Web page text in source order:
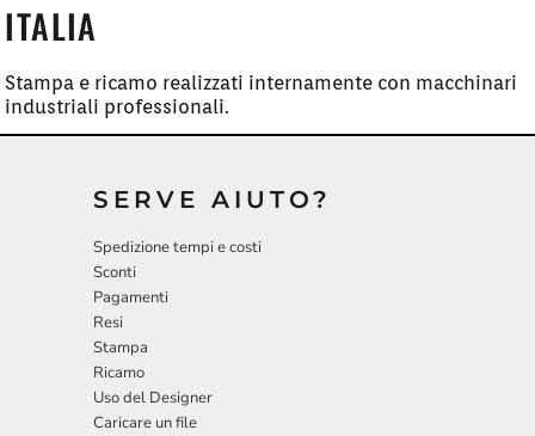
ITALIA
Stampa e ricamo realizzati internamente con macchinari
industriali professionali.
SERVE AIUTO?
Spedizione tempi e costi
Sconti
Pagamenti
Resi
Stampa
Ricamo
Uso del Designer
Caricare un file